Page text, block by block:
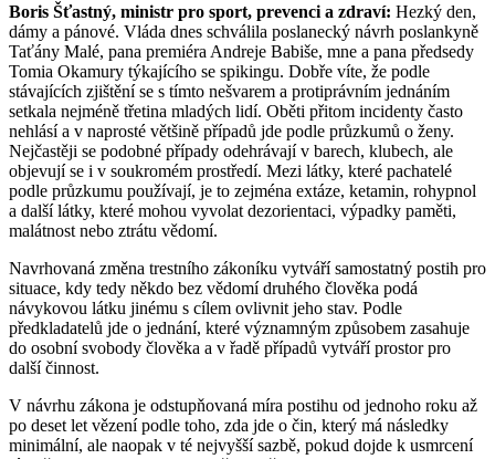
Boris Šťastný, ministr pro sport, prevenci a zdraví: Hezký den,
dámy a pánové. Vláda dnes schválila poslanecký návrh poslankyně
Taťány Malé, pana premiéra Andreje Babiše, mne a pana předsedy
Tomia Okamury týkajícího se spikingu. Dobře víte, že podle
stávajících zjištění se s tímto nešvarem a protiprávním jednáním
setkala nejméně třetina mladých lidí. Oběti přitom incidenty často
nehlásí a v naprosté většině případů jde podle průzkumů o ženy.
Nejčastěji se podobné případy odehrávají v barech, klubech, ale
objevují se i v soukromém prostředí. Mezi látky, které pachatelé
podle průzkumu používají, je to zejména extáze, ketamin, rohypnol
a další látky, které mohou vyvolat dezorientaci, výpadky paměti,
malátnost nebo ztrátu vědomí.
Navrhovaná změna trestního zákoníku vytváří samostatný postih pro
situace, kdy tedy někdo bez vědomí druhého člověka podá
návykovou látku jinému s cílem ovlivnit jeho stav. Podle
předkladatelů jde o jednání, které významným způsobem zasahuje
do osobní svobody člověka a v řadě případů vytváří prostor pro
další činnost.
V návrhu zákona je odstupňovaná míra postihu od jednoho roku až
po deset let vězení podle toho, zda jde o čin, který má následky
minimální, ale naopak v té nejvyšší sazbě, pokud dojde k usmrcení